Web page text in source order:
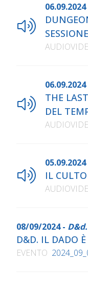
06.09.2024
06.09.2024
THE
DEL
05.09.2024
IL
08/09/2024 -
D&D. IL DADO
EVENTO